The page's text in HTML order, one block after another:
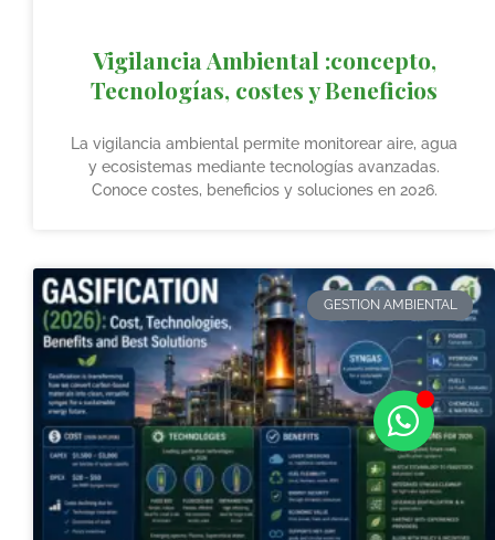
Vigilancia Ambiental :concepto,
Tecnologías, costes y Beneficios
La vigilancia ambiental permite monitorear aire, agua
y ecosistemas mediante tecnologías avanzadas.
Conoce costes, beneficios y soluciones en 2026.
GESTION AMBIENTAL